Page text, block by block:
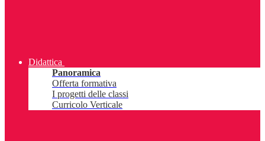
Didattica
Panoramica
Offerta formativa
I progetti delle classi
Curricolo Verticale